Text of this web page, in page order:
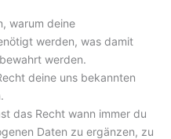
warum deine
werden, was damit
werden.
deine uns bekannten
das Recht wann immer du
Daten zu ergänzen, zu